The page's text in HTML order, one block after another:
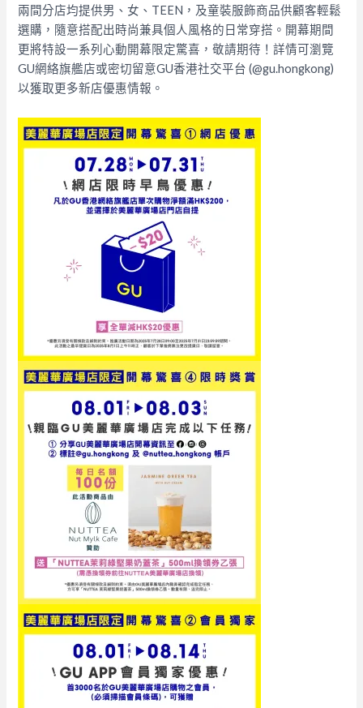
兩間分店均提供男、女、TEEN，及童裝服飾商品供顧客輕鬆
選購，隨意搭配出時尚兼具個人風格的日常穿搭。開幕期間
更將特設一系列心動開幕限定驚喜，敬請期待！詳情可瀏覽
GU網絡旗艦店或密切留意GU香港社交平台 (@gu.hongkong)
以獲取更多新店優惠情報。